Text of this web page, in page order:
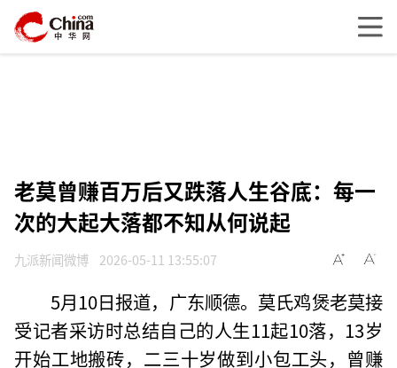
老莫曾赚百万后又跌落人生谷底：每一
次的大起大落都不知从何说起
九派新闻微博 2026-05-11 13:55:07
5月10日报道，广东顺德。莫氏鸡煲老莫接
受记者采访时总结自己的人生11起10落，13岁
开始工地搬砖，二三十岁做到小包工头，曾赚